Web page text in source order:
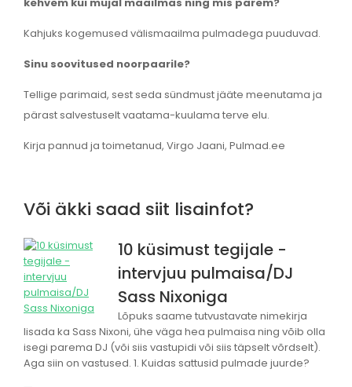
Kahjuks kogemused välismaailma pulmadega puuduvad.
Sinu soovitused noorpaarile?
Tellige parimaid, sest seda sündmust jääte meenutama ja
pärast salvestuselt vaatama-kuulama terve elu.
Kirja pannud ja toimetanud, Virgo Jaani, Pulmad.ee
Või äkki saad siit lisainfot?
10 küsimust tegijale -
intervjuu pulmaisa/DJ
Sass Nixoniga
Lõpuks saame tutvustavate nimekirja
lisada ka Sass Nixoni, ühe väga hea pulmaisa ning võib olla
isegi parema DJ (või siis vastupidi või siis täpselt võrdselt).
Aga siin on vastused. 1. Kuidas sattusid pulmade juurde?